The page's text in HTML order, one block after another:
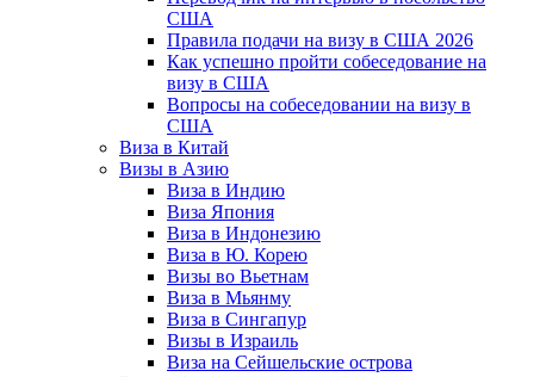
США
Правила подачи на визу в США 2026
Как успешно пройти собеседование на
визу в США
Вопросы на собеседовании на визу в
США
Виза в Китай
Визы в Азию
Виза в Индию
Виза Япония
Виза в Индонезию
Виза в Ю. Корею
Визы во Вьетнам
Виза в Мьянму
Виза в Сингапур
Визы в Израиль
Виза на Сейшельские острова